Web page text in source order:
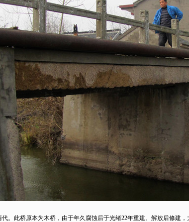
此桥原本为木桥，由于年久腐蚀后于光绪22年重建。解放后修建，